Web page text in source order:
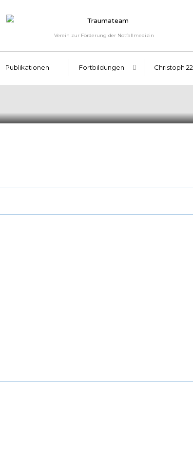
Verein zur Förderung der Notfallmedizin
Publikationen Fortbildungen Christoph 22